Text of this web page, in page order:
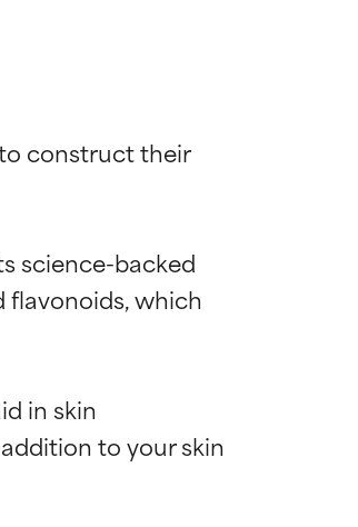
construct their
science-backed
flavonoids, which
in skin
to your skin